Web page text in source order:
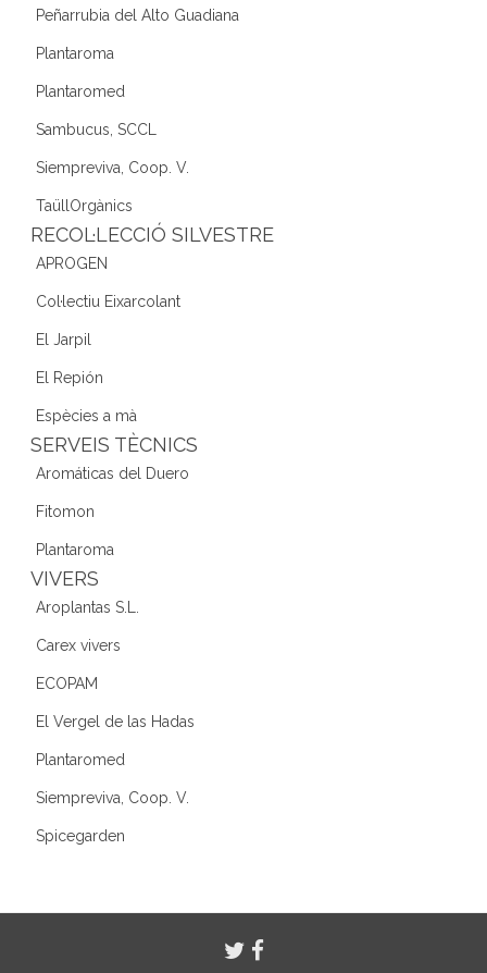
Peñarrubia del Alto Guadiana
Plantaroma
Plantaromed
Sambucus, SCCL
Siempreviva, Coop. V.
TaüllOrgànics
RECOL·LECCIÓ SILVESTRE
APROGEN
Col·lectiu Eixarcolant
El Jarpil
El Repión
Espècies a mà
SERVEIS TÈCNICS
Aromáticas del Duero
Fitomon
Plantaroma
VIVERS
Aroplantas S.L.
Carex vivers
ECOPAM
El Vergel de las Hadas
Plantaromed
Siempreviva, Coop. V.
Spicegarden